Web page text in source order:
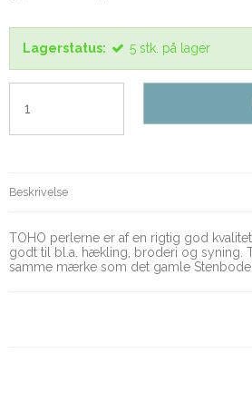
Lagerstatus: 5 stk. på lager
Beskrivelse
TOHO perlerne er af en rigtig god
godt til bl.a. hækling, broderi og syning.
samme mærke som det gamle